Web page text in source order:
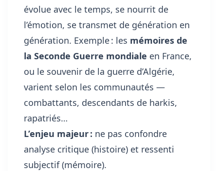
évolue avec le temps, se nourrit de
l’émotion, se transmet de génération en
génération. Exemple : les mémoires de
la Seconde Guerre mondiale en France,
ou le souvenir de la guerre d’Algérie,
varient selon les communautés —
combattants, descendants de harkis,
rapatriés…
L’enjeu majeur : ne pas confondre
analyse critique (histoire) et ressenti
subjectif (mémoire).